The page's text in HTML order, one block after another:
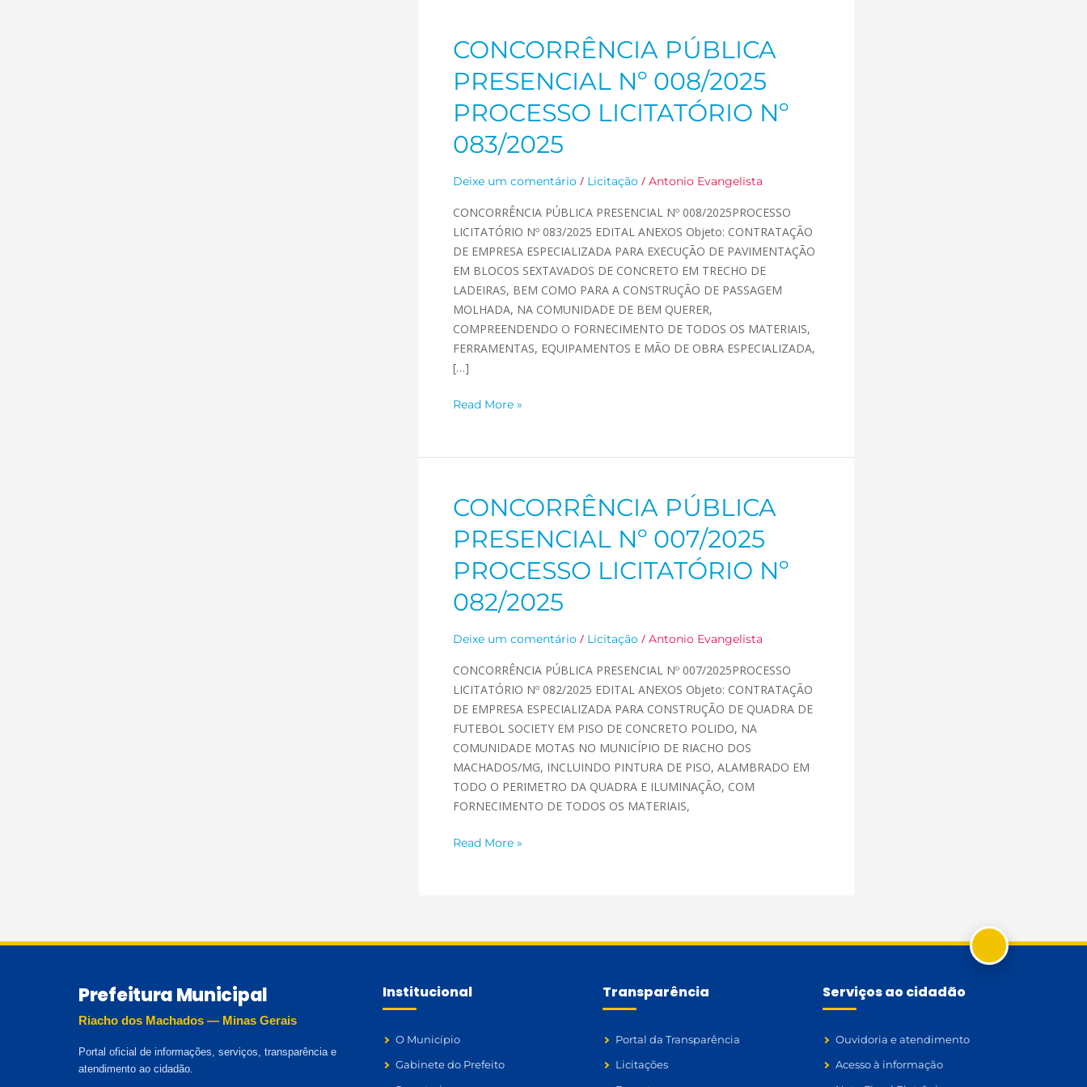
CONCORRÊNCIA PÚBLICA
PRESENCIAL Nº 008/2025
PROCESSO LICITATÓRIO Nº
083/2025
Deixe um comentário / Licitação /Antonio Evangelista
CONCORRÊNCIA PÚBLICA PRESENCIAL Nº 008/2025PROCESSO
LICITATÓRIO Nº 083/2025 EDITAL ANEXOS Objeto: CONTRATAÇÃO
DE EMPRESA ESPECIALIZADA PARA EXECUÇÃO DE PAVIMENTAÇÃO
EM BLOCOS SEXTAVADOS DE CONCRETO EM TRECHO DE
LADEIRAS, BEM COMO PARA A CONSTRUÇÃO DE PASSAGEM
MOLHADA, NA COMUNIDADE DE BEM QUERER,
COMPREENDENDO O FORNECIMENTO DE TODOS OS MATERIAIS,
FERRAMENTAS, EQUIPAMENTOS E MÃO DE OBRA ESPECIALIZADA,
[…]
CONCORRÊNCIA
PÚBLICA
PRESENCIAL
Nº
008/2025
PROCESSO
LICITATÓRIO
Nº
Read More »
CONCORRÊNCIA PÚBLICA
PRESENCIAL Nº 007/2025
PROCESSO LICITATÓRIO Nº
082/2025
Deixe um comentário / Licitação /Antonio Evangelista
CONCORRÊNCIA PÚBLICA PRESENCIAL Nº 007/2025PROCESSO
LICITATÓRIO Nº 082/2025 EDITAL ANEXOS Objeto: CONTRATAÇÃO
DE EMPRESA ESPECIALIZADA PARA CONSTRUÇÃO DE QUADRA DE
FUTEBOL SOCIETY EM PISO DE CONCRETO POLIDO, NA
COMUNIDADE MOTAS NO MUNICÍPIO DE RIACHO DOS
MACHADOS/MG, INCLUINDO PINTURA DE PISO, ALAMBRADO EM
TODO O PERIMETRO DA QUADRA E ILUMINAÇÃO, COM
FORNECIMENTO DE TODOS OS MATERIAIS,
CONCORRÊNCIA
PÚBLICA
PRESENCIAL
Nº
007/2025
PROCESSO
LICITATÓRIO
Nº
Read More »
Prefeitura Municipal
Riacho dos Machados — Minas Gerais
Portal oficial de informações, serviços, transparência e
atendimento ao cidadão.
Institucional
O Município
Gabinete do Prefeito
Transparência
Portal da Transparência
Licitações
Serviços ao cidadão
Ouvidoria e atendimento
Acesso à informação